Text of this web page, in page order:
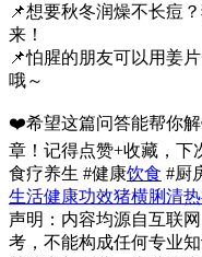
📌想要秋冬润燥不长痘
来！
📌怕腥的朋友可以用姜
哦～
❤️希望这篇问答能帮你
章！记得点赞+收藏，下
食疗养生 #健康饮食 #厨
生活健康功效猪横脷清
声明：内容均源自互联
考，不能构成任何专业